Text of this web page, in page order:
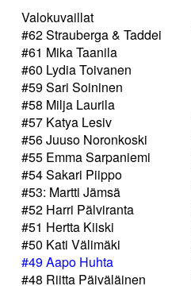
Valokuvaillat
#62 Strauberga & Taddei
#61 Mika Taanila
#60 Lydia Toivanen
#59 Sari Soininen
#58 Milja Laurila
#57 Katya Lesiv
#56 Juuso Noronkoski
#55 Emma Sarpaniemi
#54 Sakari Piippo
#53: Martti Jämsä
#52 Harri Pälviranta
#51 Hertta Kiiski
#50 Kati Välimäki
#49 Aapo Huhta
#48 Riitta Päiväläinen